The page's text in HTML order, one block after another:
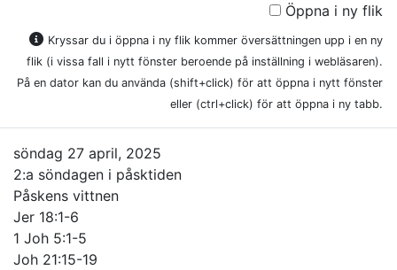
Öppna i ny flik
Kryssar du i öppna i ny flik kommer översättningen upp i en ny
flik (i vissa fall i nytt fönster beroende på inställning i webläsaren).
På en dator kan du använda (shift+click) för att öppna i nytt fönster
eller (ctrl+click) för att öppna i ny tabb.
söndag 27 april, 2025
2:a söndagen i påsktiden
Påskens vittnen
Jer 18:1-6
1 Joh 5:1-5
Joh 21:15-19